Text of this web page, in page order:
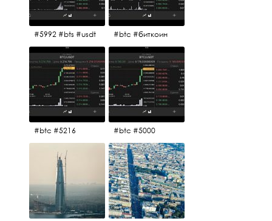
#5992 #bts #usdt #btc #биткоин
#btc #5216 #btc #5000